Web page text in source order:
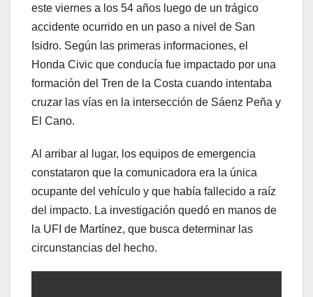
este viernes a los 54 años luego de un trágico
accidente ocurrido en un paso a nivel de San
Isidro. Según las primeras informaciones, el
Honda Civic que conducía fue impactado por una
formación del Tren de la Costa cuando intentaba
cruzar las vías en la intersección de Sáenz Peña y
El Cano.
Al arribar al lugar, los equipos de emergencia
constataron que la comunicadora era la única
ocupante del vehículo y que había fallecido a raíz
del impacto. La investigación quedó en manos de
la UFI de Martínez, que busca determinar las
circunstancias del hecho.